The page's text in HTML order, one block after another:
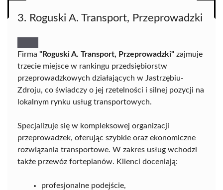
3. Roguski A. Transport, Przeprowadzki
Firma "Roguski A. Transport, Przeprowadzki" zajmuje
trzecie miejsce w rankingu przedsiębiorstw
przeprowadzkowych działających w Jastrzębiu-
Zdroju, co świadczy o jej rzetelności i silnej pozycji na
lokalnym rynku usług transportowych.
Specjalizuje się w kompleksowej organizacji
przeprowadzek, oferując szybkie oraz ekonomiczne
rozwiązania transportowe. W zakres usług wchodzi
także przewóz fortepianów. Klienci doceniają:
profesjonalne podejście,